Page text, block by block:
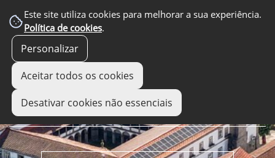
Este site utiliza cookies para melhorar a sua experiência.
Política de cookies.
Personalizar
Aceitar todos os cookies
Desativar cookies não essenciais
EM DESTAQUE